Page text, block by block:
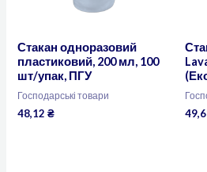
Стакан одноразовий
пластиковий, 200 мл, 100
шт/упак, ПГУ
Господарські товари
48,12₴